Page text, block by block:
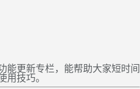
能更新专栏，能帮助大家短时间
用技巧。